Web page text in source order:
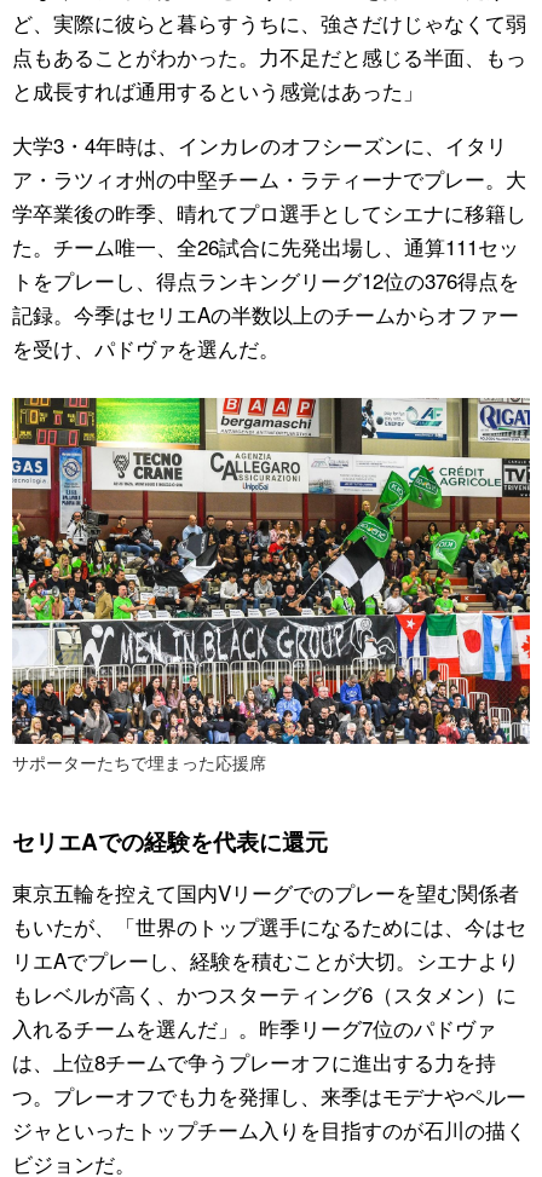
ど、実際に彼らと暮らすうちに、強さだけじゃなくて弱
点もあることがわかった。力不足だと感じる半面、もっ
と成長すれば通用するという感覚はあった」
大学3・4年時は、インカレのオフシーズンに、イタリ
ア・ラツィオ州の中堅チーム・ラティーナでプレー。大
学卒業後の昨季、晴れてプロ選手としてシエナに移籍し
た。チーム唯一、全26試合に先発出場し、通算111セッ
トをプレーし、得点ランキングリーグ12位の376得点を
記録。今季はセリエAの半数以上のチームからオファー
を受け、パドヴァを選んだ。
サポーターたちで埋まった応援席
セリエAでの経験を代表に還元
東京五輪を控えて国内Vリーグでのプレーを望む関係者
もいたが、「世界のトップ選手になるためには、今はセ
リエAでプレーし、経験を積むことが大切。シエナより
もレベルが高く、かつスターティング6（スタメン）に
入れるチームを選んだ」。昨季リーグ7位のパドヴァ
は、上位8チームで争うプレーオフに進出する力を持
つ。プレーオフでも力を発揮し、来季はモデナやペルー
ジャといったトップチーム入りを目指すのが石川の描く
ビジョンだ。